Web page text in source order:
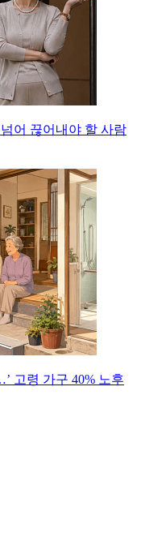
어 끊어내야 할 사람
고령 가구 40% 노후